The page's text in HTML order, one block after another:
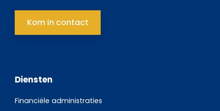
Kom in contact
Diensten
Financiële administraties